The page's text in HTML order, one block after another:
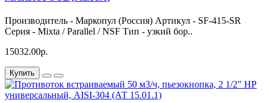
Производитель - Маркопул (Россия) Артикул - SF-415-SR
Серия - Mixta / Parallel / NSF Тип - узкий бор..
15032.00р.
Купить